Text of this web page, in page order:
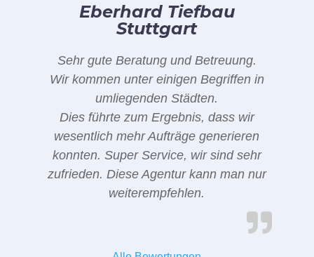
Eberhard Tiefbau
Stuttgart
Sehr gute Beratung und Betreuung.
Wir kommen unter einigen Begriffen in
umliegenden Städten.
Dies führte zum Ergebnis, dass wir
wesentlich mehr Aufträge generieren
konnten. Super Service, wir sind sehr
zufrieden. Diese Agentur kann man nur
weiterempfehlen.